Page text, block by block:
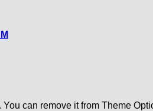
can remove it from Theme